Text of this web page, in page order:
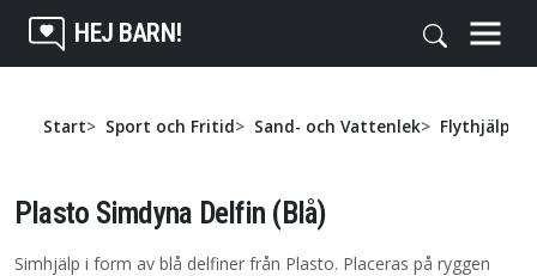
HEJ BARN!
Start Sport och Fritid Sand- och Vattenlek
Plasto Simdyna Delfin (Blå)
Simhjälp i form av blå delfiner från Plasto. Placeras på ryggen